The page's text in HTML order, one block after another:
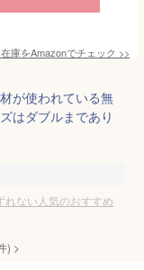
庫をAmazonでチェック >>
が使われている無
はダブルまであり
れない人気のおすすめ
) >